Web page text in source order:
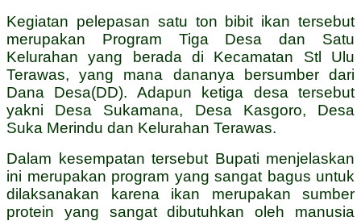
Kegiatan pelepasan satu ton bibit ikan tersebut
merupakan Program Tiga Desa dan Satu
Kelurahan yang berada di Kecamatan Stl Ulu
Terawas, yang mana dananya bersumber dari
Dana Desa(DD). Adapun ketiga desa tersebut
yakni Desa Sukamana, Desa Kasgoro, Desa
Suka Merindu dan Kelurahan Terawas.
Dalam kesempatan tersebut Bupati menjelaskan
ini merupakan program yang sangat bagus untuk
dilaksanakan karena ikan merupakan sumber
protein yang sangat dibutuhkan oleh manusia